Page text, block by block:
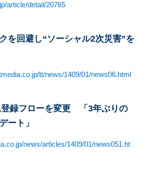
article/detail/20765
を回避し“ソーシャル2次災害”を
tt/news/1409/01/news06.html
録フローを変更 「3年ぶりの
ート」
news/articles/1409/01/news051.ht